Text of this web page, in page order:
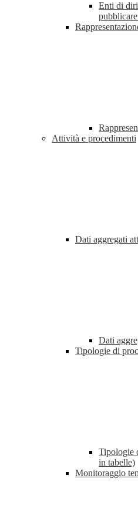
Enti di
Attività e procedimenti
Dati aggregati
Dati
Tipologie di
Tipologie
in tabelle)
Monitoraggio